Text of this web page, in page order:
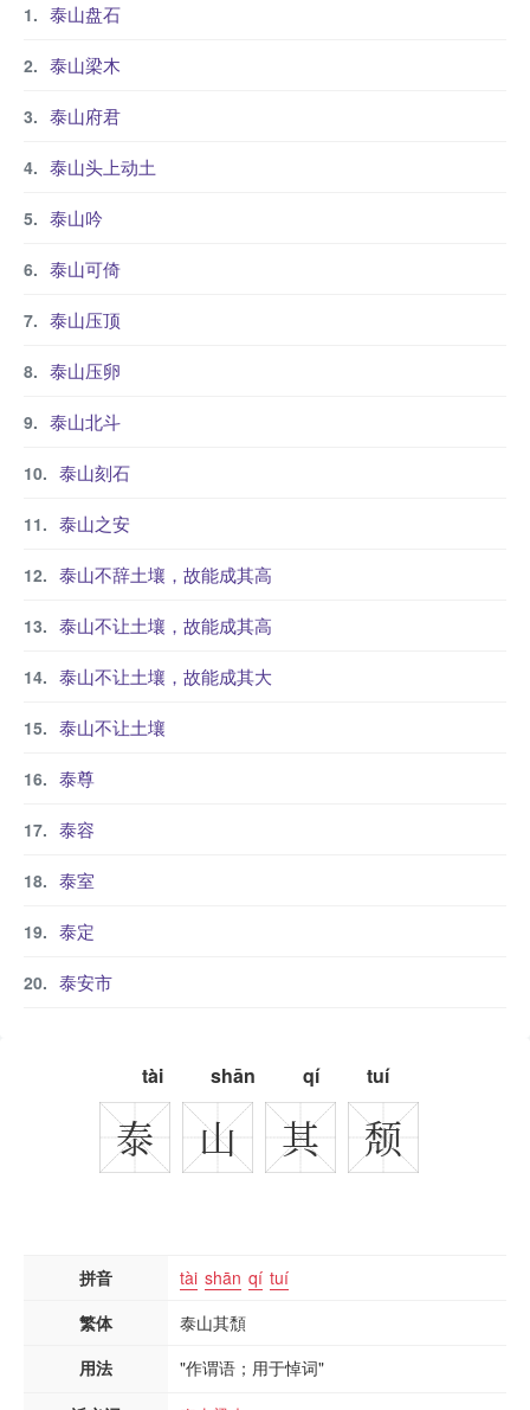
泰山盘石
泰山梁木
泰山府君
泰山头上动土
泰山吟
泰山可倚
泰山压顶
泰山压卵
泰山北斗
泰山刻石
泰山之安
泰山不辞土壤，故能成其高
泰山不让土壤，故能成其高
泰山不让土壤，故能成其大
泰山不让土壤
泰尊
泰容
泰室
泰定
泰安市
tài shān qí tuí
泰 山 其 颓
拼音 tài shān qí tuí
繁体
泰山其頹
用法
"作谓语；用于悼词"